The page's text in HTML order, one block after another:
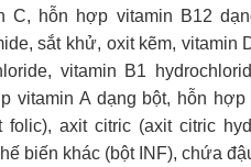
C, hỗn hợp vitamin B12
sắt khử, oxit kẽm, vitamin
vitamin B1
vitamin A dạng bột, hỗn hợp
folic), axit citric (axit citric
biến khác (bột INF), chứa